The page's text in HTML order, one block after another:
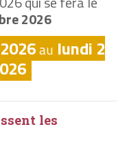
2026
au lundi 2
les